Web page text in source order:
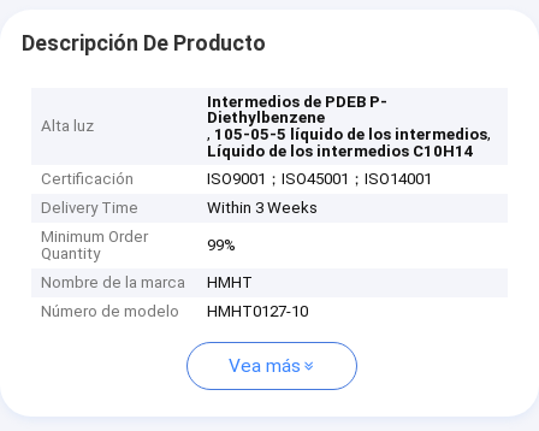
Descripción De Producto
Alta luz
Intermedios de PDEB P-
Diethylbenzene
, 105-05-5 líquido de los intermedios,
Líquido de los intermedios C10H14
Certificación
ISO9001；ISO45001；ISO14001
Delivery Time
Within 3 Weeks
Minimum Order
Quantity
99%
Nombre de la marca
HMHT
Número de modelo
HMHT0127-10
Vea más